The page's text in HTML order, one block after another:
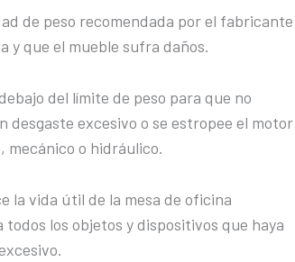
de peso recomendada por el fabricante
y que el mueble sufra daños.
del límite de peso para que no
desgaste excesivo o se estropee el motor
mecánico o hidráulico.
la vida útil de la mesa de oficina
los objetos y dispositivos que haya